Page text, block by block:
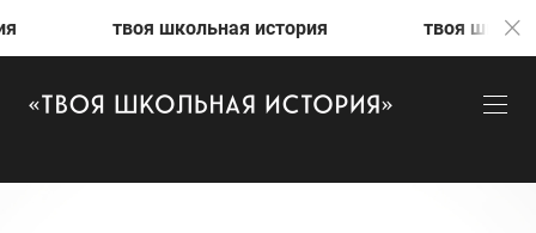
твоя школьная история твоя школьная история